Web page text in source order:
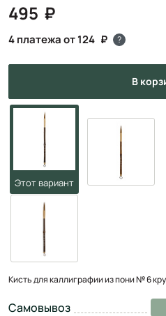
495
4 платежа от 124 ?
в
Кисть для каллиграфии из пони № 6
Самовывоз